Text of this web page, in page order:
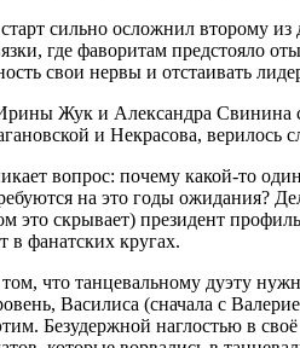
сильно осложнил второму
где фаворитам предстояло
свои нервы и отстаивать
Жук и Александра
и Некрасова, верилось
вопрос: почему какой-то
на это годы ожидания?
это скрывает) президент
в фанатских кругах.
Василиса (сначала с
Безудержной наглостью в